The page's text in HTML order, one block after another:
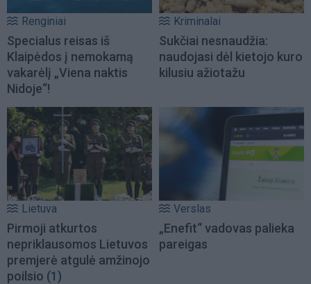
Renginiai
Specialus reisas iš
Klaipėdos į nemokamą
vakarėlį „Viena naktis
Nidoje“!
Kriminalai
Sukčiai nesnaudžia:
naudojasi dėl kietojo kuro
kilusiu ažiotažu
Lietuva
Pirmoji atkurtos
nepriklausomos Lietuvos
premjerė atgulė amžinojo
poilsio (1)
Verslas
„Enefit“ vadovas palieka
pareigas